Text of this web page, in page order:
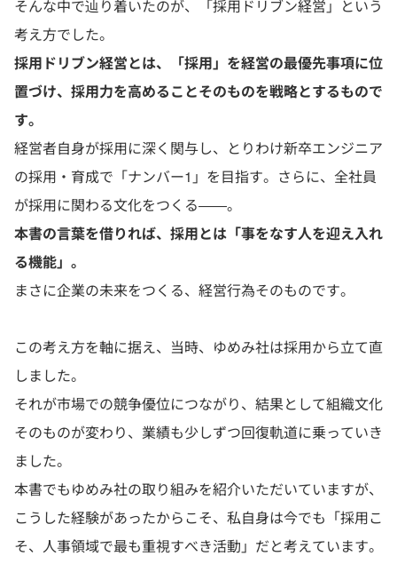
そんな中で辿り着いたのが、「採用ドリブン経営」という
考え方でした。
採用ドリブン経営とは、「採用」を経営の最優先事項に位
置づけ、採用力を高めることそのものを戦略とするもので
す。
経営者自身が採用に深く関与し、とりわけ新卒エンジニア
の採用・育成で「ナンバー1」を目指す。さらに、全社員
が採用に関わる文化をつくる――。
本書の言葉を借りれば、採用とは「事をなす人を迎え入れ
る機能」。
まさに企業の未来をつくる、経営行為そのものです。
この考え方を軸に据え、当時、ゆめみ社は採用から立て直
しました。
それが市場での競争優位につながり、結果として組織文化
そのものが変わり、業績も少しずつ回復軌道に乗っていき
ました。
本書でもゆめみ社の取り組みを紹介いただいていますが、
こうした経験があったからこそ、私自身は今でも「採用こ
そ、人事領域で最も重視すべき活動」だと考えています。